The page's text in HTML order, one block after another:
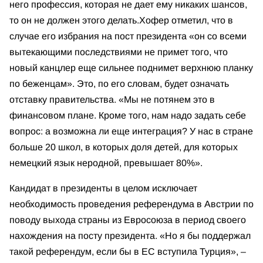
него профессия, которая не дает ему никаких шансов,
то он не должен этого делать.Хофер отметил, что в
случае его избрания на пост президента «он со всеми
вытекающими последствиями не примет того, что
новый канцлер еще сильнее поднимет верхнюю планку
по беженцам». Это, по его словам, будет означать
отставку правительства. «Мы не потянем это в
финансовом плане. Кроме того, нам надо задать себе
вопрос: а возможна ли еще интеграция? У нас в стране
больше 20 школ, в которых доля детей, для которых
немецкий язык неродной, превышает 80%».
Кандидат в президенты в целом исключает
необходимость проведения референдума в Австрии по
поводу выхода страны из Евросоюза в период своего
нахождения на посту президента. «Но я бы поддержал
такой референдум, если бы в ЕС вступила Турция», –